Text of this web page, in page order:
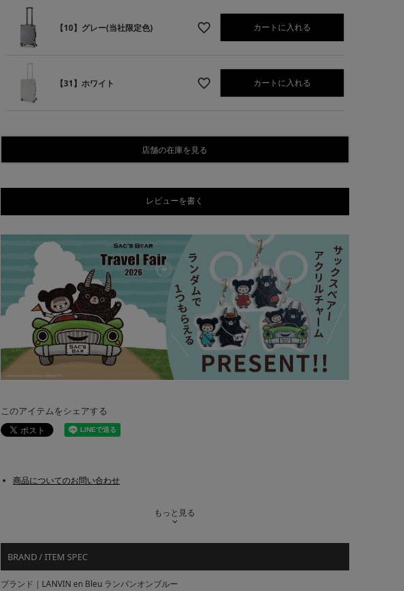
【10】グレー(当社限定色)
【10】グレー(当社限定色) カートに入れる
【31】ホワイト カートに入れる
店舗の在庫を見る
レビューを書く
このアイテムをシェアする
商品についてのお問い合わせ
もっと見る
BRAND / ITEM SPEC
ブランド｜LANVIN en Bleu ランバンオンブルー